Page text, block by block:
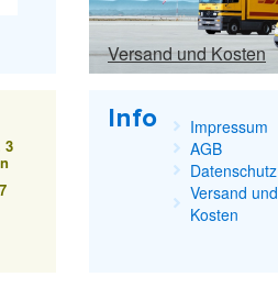
Versand und Kosten
3
Info
Impressum
AGB
Datenschutz
Versand und
Kosten